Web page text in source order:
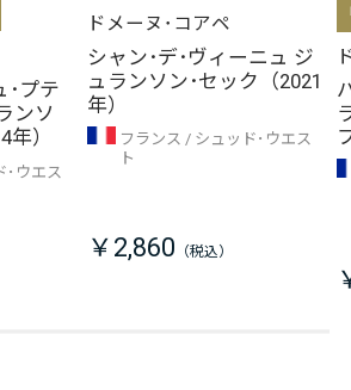
･プテ
ンソ
）
･ウエス
ドメーヌ･コアペ
シャン･デ･ヴィーニュ ジ
ュランソン･セック（2021
年）
フランス
シュッド･ウエス
ト
￥2,860